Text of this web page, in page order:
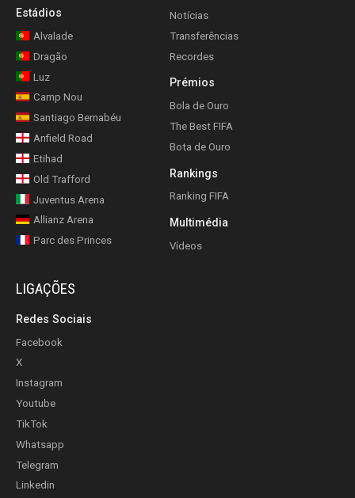
Estádios
Alvalade
Dragão
Luz
Camp Nou
Santiago Bernabéu
Anfield Road
Etihad
Old Trafford
Juventus Arena
Allianz Arena
Parc des Princes
Notícias
Transferências
Recordes
Prémios
Bola de Ouro
The Best FIFA
Bota de Ouro
Rankings
Ranking FIFA
Multimédia
Vídeos
LIGAÇÕES
Redes Sociais
Facebook
X
Instagram
Youtube
TikTok
Whatsapp
Telegram
Linkedin